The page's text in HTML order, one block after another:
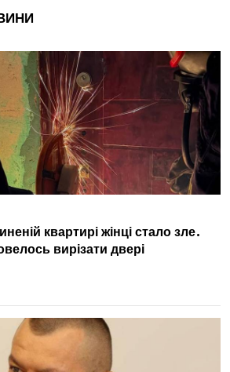
квартирі жінці стало зле.
вирізати двері